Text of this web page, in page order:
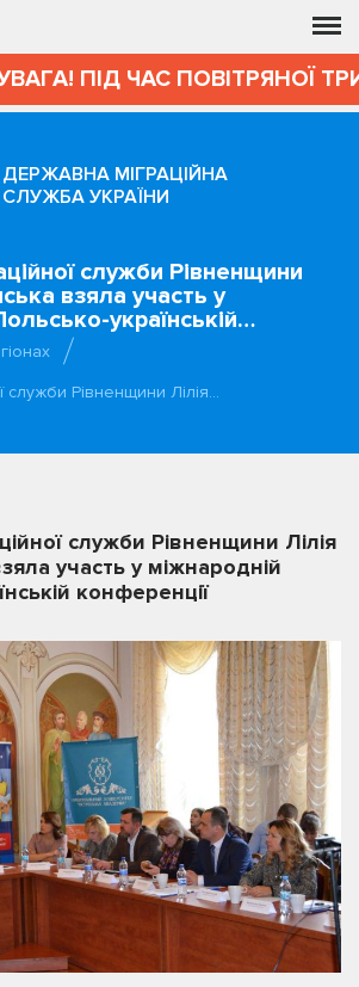
ПІД ЧАС ПОВІТРЯНОЇ
ДЕРЖАВНА МІГРАЦІЙНА
СЛУЖБА УКРАЇНИ
служби Рівненщини
взяла участь у
українській…
служби Рівненщини Лілія…
служби Рівненщини Лілія
участь у міжнародній
конференції